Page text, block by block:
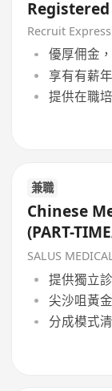
Recruit
優厚佣金
享有有薪
提供在職
兼職
Chinese
(PART-
SALUS
提供獨立
尖沙咀黃
分成模式